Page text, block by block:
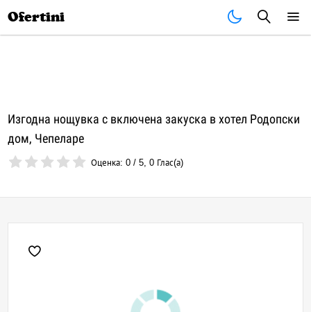
Ofertini
Изгодна нощувка с включена закуска в хотел Родопски
дом, Чепеларе
Оценка:0 /5,0 Глас(а)